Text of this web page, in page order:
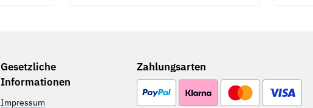
Gesetzliche
Informationen
Impressum
Zahlungsarten